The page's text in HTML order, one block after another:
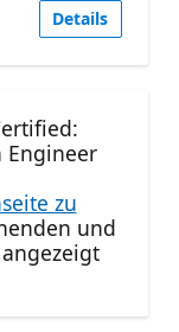
Details
Engineer
zu
und